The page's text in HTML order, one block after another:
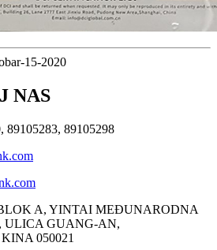
15-2020
NAS
89105283, 89105298
BLOK A, YINTAI MEĐUNARODNA
ULICA GUANG-AN,
050021